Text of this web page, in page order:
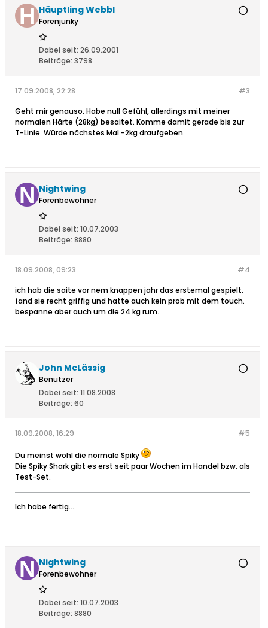
Häuptling Webbl
Forenjunky
Dabei seit: 26.09.2001
Beiträge: 3798
#3
17.09.2008, 22:28
Geht mir genauso. Habe null Gefühl, allerdings mit meiner
normalen Härte (28kg) besaitet. Komme damit gerade bis zur
T-Linie. Würde nächstes Mal -2kg draufgeben.
Nightwing
Forenbewohner
Dabei seit: 10.07.2003
Beiträge: 8880
#4
18.09.2008, 09:23
ich hab die saite vor nem knappen jahr das erstemal gespielt.
fand sie recht griffig und hatte auch kein prob mit dem touch.
bespanne aber auch um die 24 kg rum.
John McLässig
Benutzer
Dabei seit: 11.08.2008
Beiträge: 60
#5
18.09.2008, 16:29
Du meinst wohl die normale Spiky
Die Spiky Shark gibt es erst seit paar Wochen im Handel bzw. als
Test-Set.
Ich habe fertig....
Nightwing
Forenbewohner
Dabei seit: 10.07.2003
Beiträge: 8880